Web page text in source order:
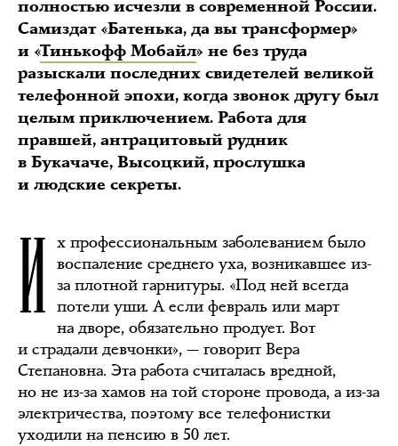
полностью исчезли в современной России.
Самиздат «Батенька, да вы трансформер»
и «Тинькофф Мобайл» не без труда
разыскали последних свидетелей великой
телефонной эпохи, когда звонок другу был
целым приключением. Работа для
правшей, антрацитовый рудник
в Букачаче, Высоцкий, прослушка
и людские секреты.
И х профессиональным заболеванием было
воспаление среднего уха, возникавшее из-
за плотной гарнитуры. «Под ней всегда
потели уши. А если февраль или март
на дворе, обязательно продует. Вот
и страдали девчонки», — говорит Вера
Степановна. Эта работа считалась вредной,
но не из-за хамов на той стороне провода, а из-за
электричества, поэтому все телефонистки
уходили на пенсию в 50 лет.